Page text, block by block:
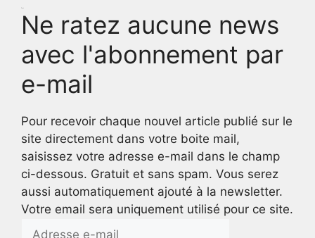
Ne ratez aucune news
avec l'abonnement par
e-mail
Pour recevoir chaque nouvel article publié sur le
site directement dans votre boite mail,
saisissez votre adresse e-mail dans le champ
ci-dessous. Gratuit et sans spam. Vous serez
aussi automatiquement ajouté à la newsletter.
Votre email sera uniquement utilisé pour ce site.
Adresse